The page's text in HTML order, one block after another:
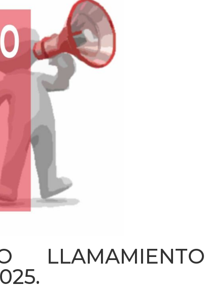
LLAMAMIENTO